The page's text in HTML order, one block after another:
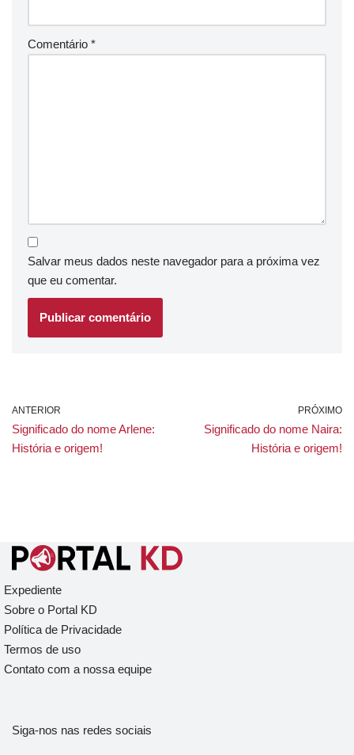
Comentário *
Salvar meus dados neste navegador para a próxima vez
que eu comentar.
ANTERIOR
Significado do nome Arlene:
História e origem!
PRÓXIMO
Significado do nome Naira:
História e origem!
Expediente
Sobre o Portal KD
Política de Privacidade
Termos de uso
Contato com a nossa equipe
Siga-nos nas redes sociais